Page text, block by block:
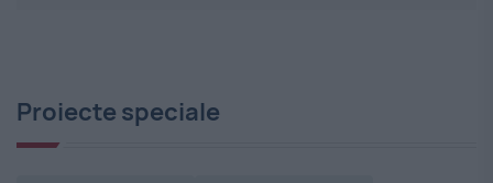
Proiecte speciale